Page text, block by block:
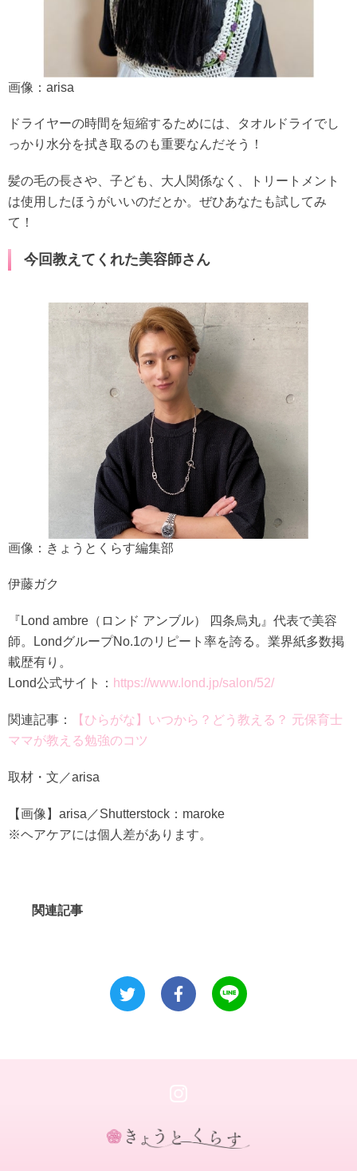
画像：arisa
ドライヤーの時間を短縮するためには、タオルドライでし
っかり水分を拭き取るのも重要なんだそう！
髪の毛の長さや、子ども、大人関係なく、トリートメント
は使用したほうがいいのだとか。ぜひあなたも試してみ
て！
今回教えてくれた美容師さん
画像：きょうとくらす編集部
伊藤ガク
『Lond ambre（ロンド アンブル） 四条烏丸』代表で美容
師。LondグループNo.1のリピート率を誇る。業界紙多数掲
載歴有り。
Lond公式サイト： https://www.lond.jp/salon/52/
関連記事：
【ひらがな】いつから？どう教える？ 元保育士
ママが教える勉強のコツ
取材・文／arisa
【画像】arisa／Shutterstock：maroke
※ヘアケアには個人差があります。
関連記事